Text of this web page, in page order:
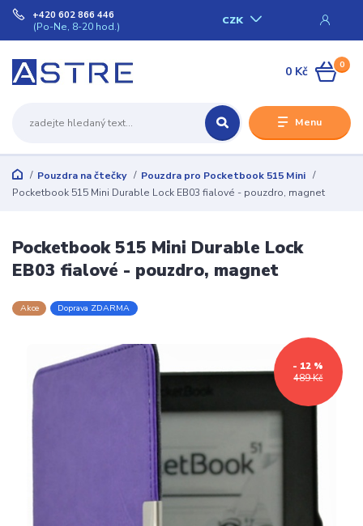
Menu
CZK
+420 602 866 446
(Po-Ne, 8-20 hod.)
0
0 Kč
Pouzdra na čtečky
Pouzdra pro Pocketbook 515 Mini
Pocketbook 515 Mini Durable Lock EB03 fialové - pouzdro, magnet
Pocketbook 515 Mini Durable Lock
EB03 fialové - pouzdro, magnet
Akce Doprava ZDARMA
489 Kč
- 12 %